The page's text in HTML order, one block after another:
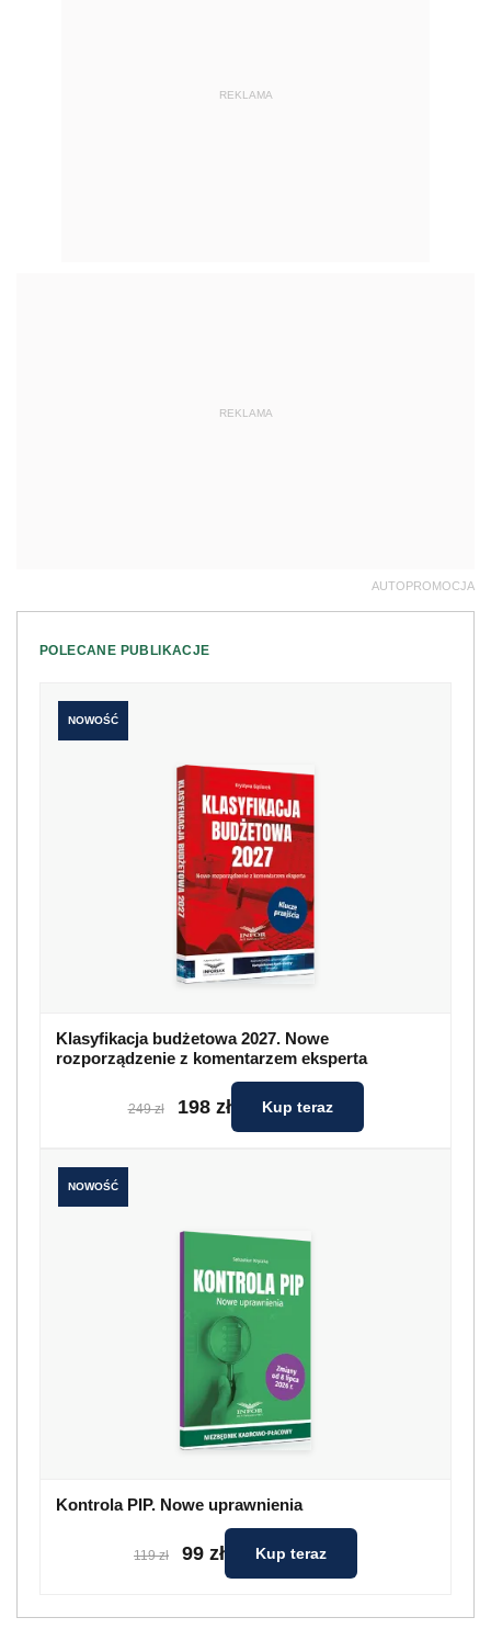
REKLAMA
REKLAMA
AUTOPROMOCJA
POLECANE PUBLIKACJE
NOWOŚĆ
Klasyfikacja budżetowa 2027. Nowe
rozporządzenie z komentarzem eksperta
249 zł 198 zł Kup teraz
NOWOŚĆ
Kontrola PIP. Nowe uprawnienia
119 zł 99 zł Kup teraz